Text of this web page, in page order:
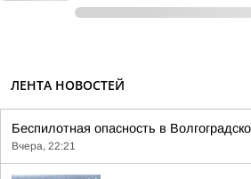
ЛЕНТА НОВОСТЕЙ
Беспилотная опасность в
Вчера, 22:21